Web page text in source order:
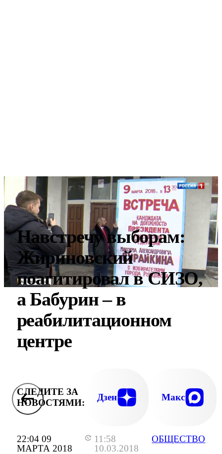
22:04 09
МАРТА 2018
11:58
10.03.2018
ОБЩЕСТВО
Навстречу выборам:
Жириновский
поагитировал в СИЗО,
а Бабурин – в
реабилитационном
центре
СЛЕДИТЕ ЗА
НОВОСТЯМИ:
Дзен Макс